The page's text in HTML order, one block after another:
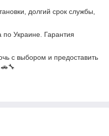
долгий срок службы,
Украине. Гарантия
с выбором и предоставить